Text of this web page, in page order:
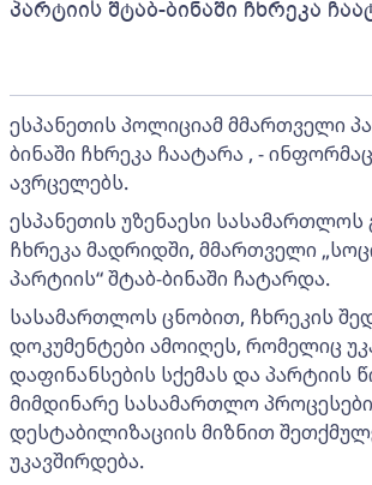
პარტიის შტაბ-ბინაში ჩხრეკა
ესპანეთის პოლიციამ მმართველი
ბინაში ჩხრეკა ჩაატარა , -
ავრცელებს.
ესპანეთის უზენაესი სასამართლოს
ჩხრეკა მადრიდში, მმართველი
პარტიის“ შტაბ-ბინაში ჩატარდა.
სასამართლოს ცნობით, ჩხრეკის
დოკუმენტები ამოიღეს, რომელიც
დაფინანსების სქემას და პარტიის
მიმდინარე სასამართლო
დესტაბილიზაციის მიზნით
უკავშირდება.